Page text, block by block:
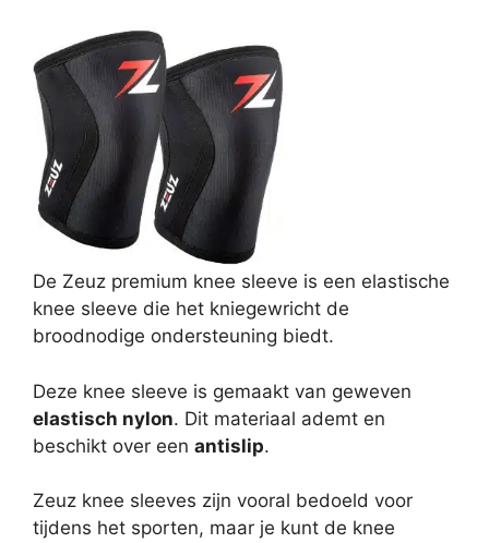
De Zeuz premium knee sleeve is een elastische
knee sleeve die het kniegewricht de
broodnodige ondersteuning biedt.
Deze knee sleeve is gemaakt van geweven
elastisch nylon. Dit materiaal ademt en
beschikt over een antislip.
Zeuz knee sleeves zijn vooral bedoeld voor
tijdens het sporten, maar je kunt de knee